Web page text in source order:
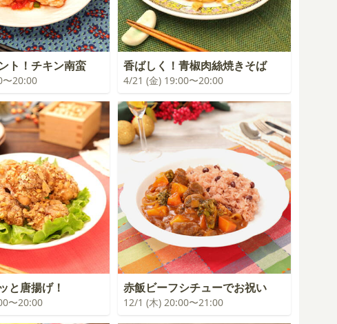
ト！チキン南蛮
20:00
香ばしく！青椒肉絲焼きそば
4/21 (金) 19:00〜20:00
と唐揚げ！
〜20:00
赤飯ビーフシチューでお祝い
12/1 (木) 20:00〜21:00